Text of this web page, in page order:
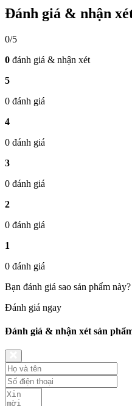
Đánh giá & nhận
0/5
0 đánh giá & nhận xét
5
0 đánh giá
4
0 đánh giá
3
0 đánh giá
2
0 đánh giá
1
0 đánh giá
Bạn đánh giá sao sản phẩm này?
Đánh giá ngay
Đánh giá & nhận xét sản